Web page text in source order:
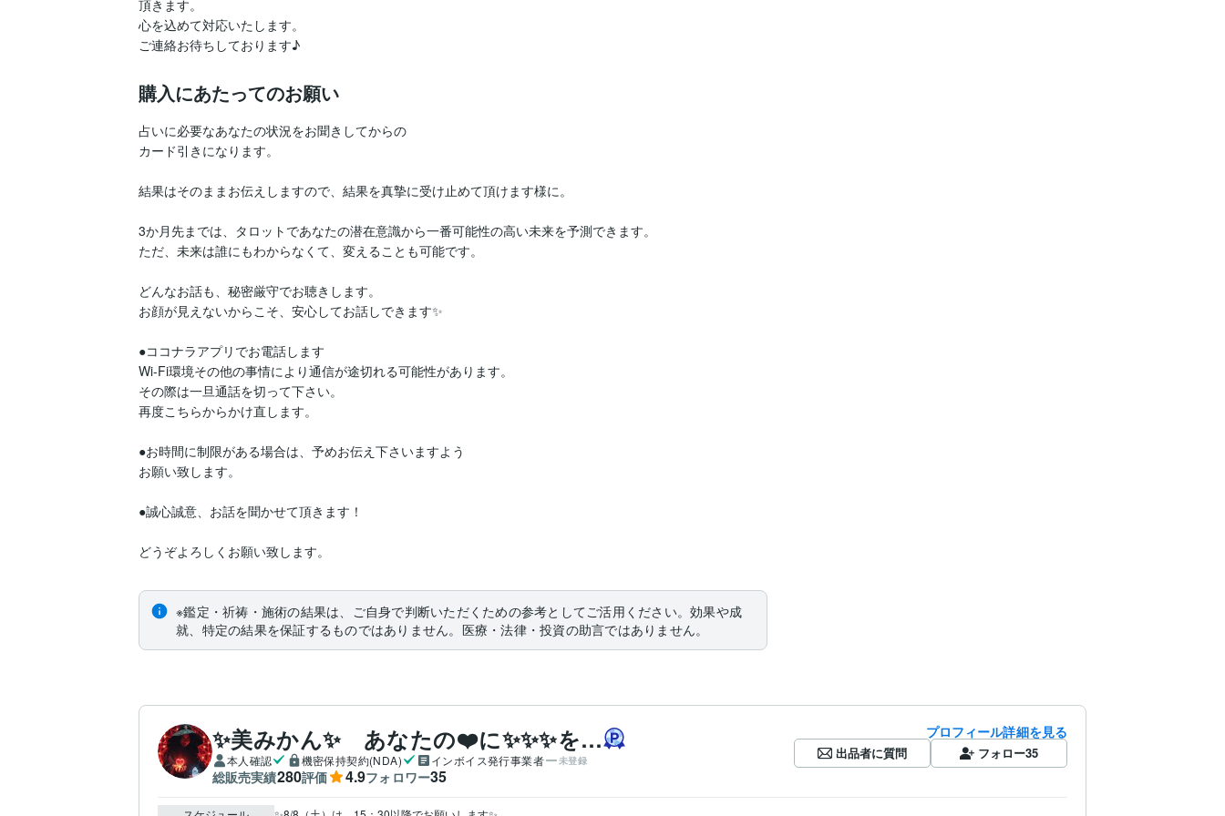
頂きます。
心を込めて対応いたします。
購入にあたってのお願い
占いに必要なあなたの状況をお聞きしてからの
カード引きになります。
結果はそのままお伝えしますので、結果を真摯に受け止めて頂けます様に。
3か月先までは、タロットであなたの潜在意識から一番可能性の高い未来を予測できます。
ただ、未来は誰にもわからなくて、変えることも可能です。
どんなお話も、秘密厳守でお聴きします。
お顔が見えないからこそ、安心してお話しできます✨
●ココナラアプリでお電話します
Wi-Fi環境その他の事情により通信が途切れる可能性があります。
その際は一旦通話を切って下さい。
再度こちらからかけ直します。
●お時間に制限がある場合は、予めお伝え下さいますよう
お願い致します。
●誠心誠意、お話を聞かせて頂きます！
どうぞよろしくお願い致します。
※鑑定・祈祷・施術の結果は、ご自身で判断いただくための参考としてご活用ください。効果や成
就、特定の結果を保証するものではありません。医療・法律・投資の助言ではありません。
✨美みかん✨ あなたの❤️に✨✨✨を…
本人確認 機密保持契約(NDA) インボイス発行事業者 未登録
総販売実績280評価 4.9フォロワー35
プロフィール詳細を見る
出品者に質問 フォロー35